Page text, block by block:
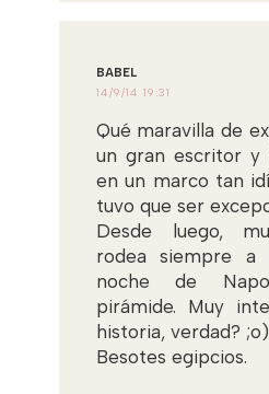
BABEL
14/9/14 19:31
Qué maravilla de
un gran escritor y
en un marco tan
tuvo que ser
Desde luego,
rodea siempre a
noche de
pirámide. Muy
historia, verdad? ;o)
Besotes egipcios.